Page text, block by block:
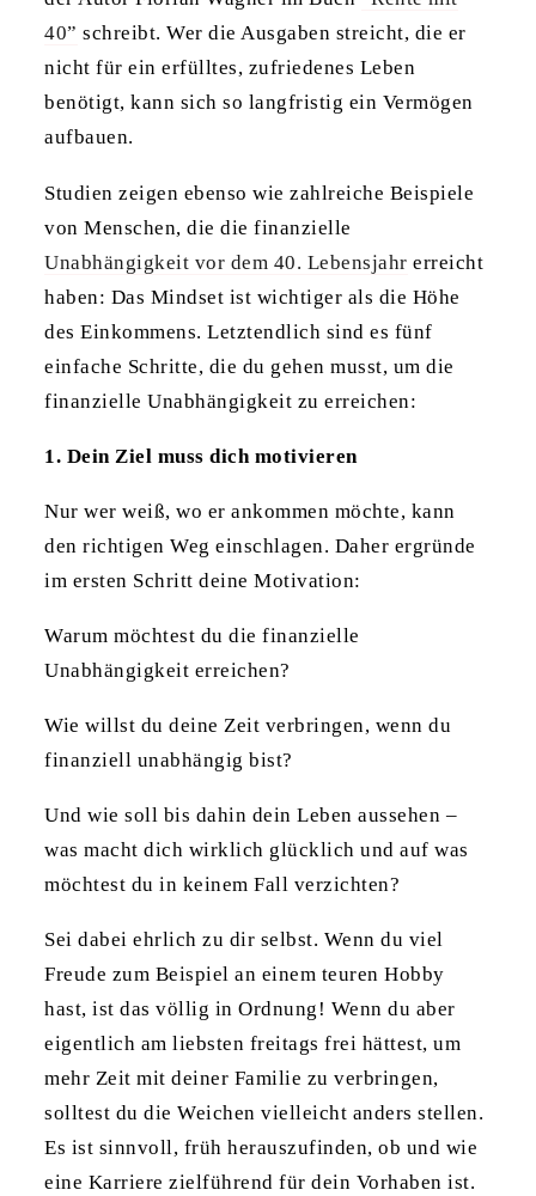
40” schreibt. Wer die Ausgaben streicht, die er
nicht für ein erfülltes, zufriedenes Leben
benötigt, kann sich so langfristig ein Vermögen
aufbauen.
Studien zeigen ebenso wie zahlreiche Beispiele
von Menschen, die die finanzielle
Unabhängigkeit vor dem 40. Lebensjahr erreicht
haben: Das Mindset ist wichtiger als die Höhe
des Einkommens. Letztendlich sind es fünf
einfache Schritte, die du gehen musst, um die
finanzielle Unabhängigkeit zu erreichen:
1. Dein Ziel muss dich motivieren
Nur wer weiß, wo er ankommen möchte, kann
den richtigen Weg einschlagen. Daher ergründe
im ersten Schritt deine Motivation:
Warum möchtest du die finanzielle
Unabhängigkeit erreichen?
Wie willst du deine Zeit verbringen, wenn du
finanziell unabhängig bist?
Und wie soll bis dahin dein Leben aussehen –
was macht dich wirklich glücklich und auf was
möchtest du in keinem Fall verzichten?
Sei dabei ehrlich zu dir selbst. Wenn du viel
Freude zum Beispiel an einem teuren Hobby
hast, ist das völlig in Ordnung! Wenn du aber
eigentlich am liebsten freitags frei hättest, um
mehr Zeit mit deiner Familie zu verbringen,
solltest du die Weichen vielleicht anders stellen.
Es ist sinnvoll, früh herauszufinden, ob und wie
eine Karriere zielführend für dein Vorhaben ist.